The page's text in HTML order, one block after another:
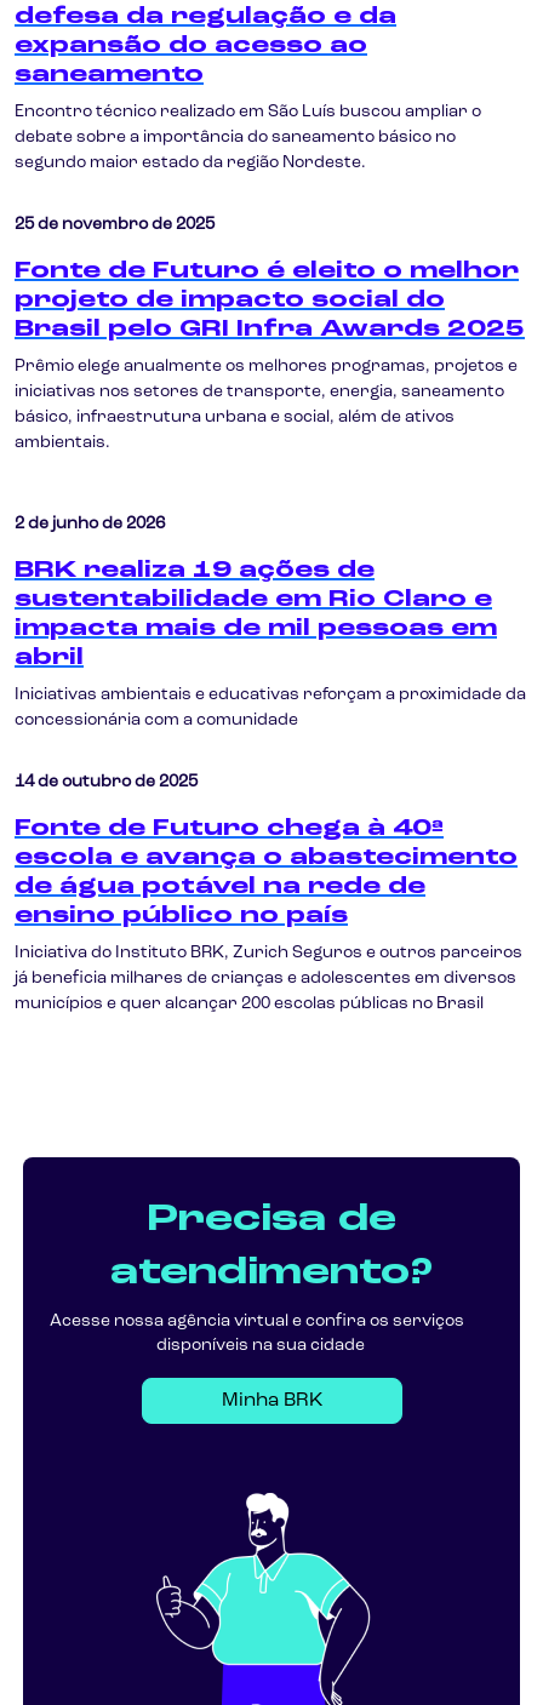
defesa da regulação e da
expansão do acesso ao
saneamento
Encontro técnico realizado em São Luís buscou ampliar o
debate sobre a importância do saneamento básico no
segundo maior estado da região Nordeste.
25 de novembro de 2025
Fonte de Futuro é eleito o melhor
projeto de impacto social do
Brasil pelo GRI Infra Awards 2025
Prêmio elege anualmente os melhores programas, projetos e
iniciativas nos setores de transporte, energia, saneamento
básico, infraestrutura urbana e social, além de ativos
ambientais.
2 de junho de 2026
BRK realiza 19 ações de
sustentabilidade em Rio Claro e
impacta mais de mil pessoas em
abril
Iniciativas ambientais e educativas reforçam a proximidade da
concessionária com a comunidade
14 de outubro de 2025
Fonte de Futuro chega à 40ª
escola e avança o abastecimento
de água potável na rede de
ensino público no país
Iniciativa do Instituto BRK, Zurich Seguros e outros parceiros
já beneficia milhares de crianças e adolescentes em diversos
municípios e quer alcançar 200 escolas públicas no Brasil
Precisa de
atendimento?
Acesse nossa agência virtual e confira os serviços
disponíveis na sua cidade
Minha BRK